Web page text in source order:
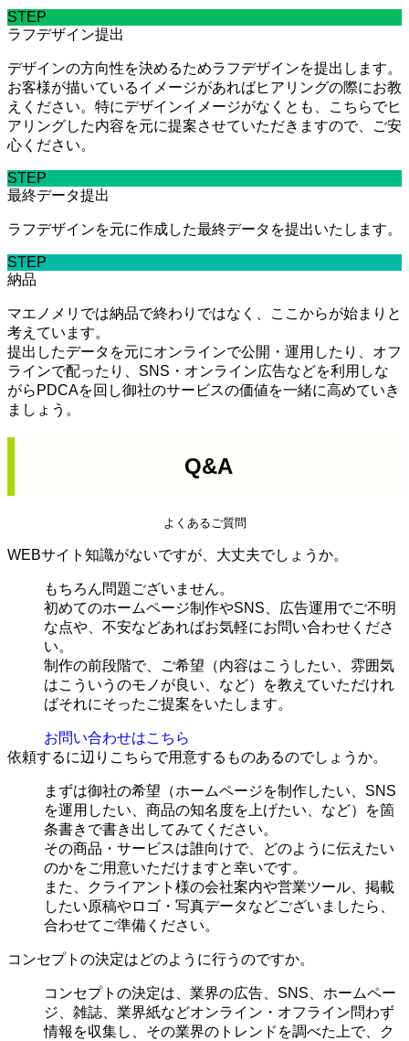
STEP
ラフデザイン提出
デザインの方向性を決めるためラフデザインを提出します。
お客様が描いているイメージがあればヒアリングの際にお教
えください。特にデザインイメージがなくとも、こちらでヒ
アリングした内容を元に提案させていただきますので、ご安
心ください。
STEP
最終データ提出
ラフデザインを元に作成した最終データを提出いたします。
STEP
納品
マエノメリでは納品で終わりではなく、ここからが始まりと
考えています。
提出したデータを元にオンラインで公開・運用したり、オフ
ラインで配ったり、SNS・オンライン広告などを利用しな
がらPDCAを回し御社のサービスの価値を一緒に高めていき
ましょう。
Q&A
よくあるご質問
WEBサイト知識がないですが、大丈夫でしょうか。
もちろん問題ございません。
初めてのホームページ制作やSNS、広告運用でご不明
な点や、不安などあればお気軽にお問い合わせくださ
い。
制作の前段階で、ご希望（内容はこうしたい、雰囲気
はこういうのモノが良い、など）を教えていただけれ
ばそれにそったご提案をいたします。
お問い合わせはこちら
依頼するに辺りこちらで用意するものあるのでしょうか。
まずは御社の希望（ホームページを制作したい、SNS
を運用したい、商品の知名度を上げたい、など）を箇
条書きで書き出してみてください。
その商品・サービスは誰向けで、どのように伝えたい
のかをご用意いただけますと幸いです。
また、クライアント様の会社案内や営業ツール、掲載
したい原稿やロゴ・写真データなどございましたら、
合わせてご準備ください。
コンセプトの決定はどのように行うのですか。
コンセプトの決定は、業界の広告、SNS、ホームペー
ジ、雑誌、業界紙などオンライン・オフライン問わず
情報を収集し、その業界のトレンドを調べた上で、ク